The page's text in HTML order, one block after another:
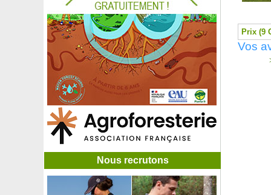
Pommier à cidre 'Douce Coët Ligné'
Pommier à cidre 'Guillevic'
Pommier à cidre 'Moën'
Pommier à cidre 'Petit Jaune'
Pommier 'Belchard Chantecler'
Pommier 'Belle de Boskoop'
Pommier 'Calville Rouge d'Hiver'
Pommier Coccinella 'Courtarou'
Pommier d'amour
Pommier de Kei, Pomme caffre
Pommier 'Fuji'
Pommier 'Gala'
Pommier 'Granny Smith'
Pommier 'Juliet'
Pommier nain autofertile
Nous recrutons
Prix (9
Vos